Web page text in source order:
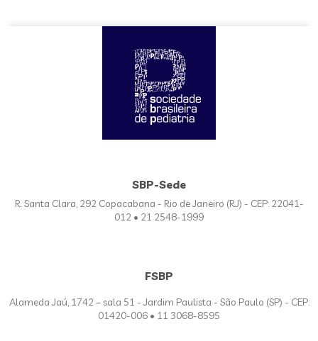
SBP-Sede
R. Santa Clara, 292 Copacabana - Rio de Janeiro (RJ) - CEP: 22041-
012 • 21 2548-1999
FSBP
Alameda Jaú, 1742 – sala 51 - Jardim Paulista - São Paulo (SP) - CEP:
01420-006 • 11 3068-8595